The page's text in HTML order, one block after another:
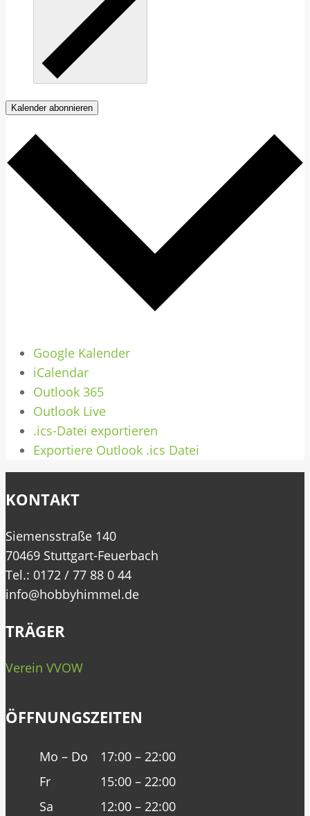
Kalender abonnieren
Google Kalender
iCalendar
Outlook 365
Outlook Live
.ics-Datei exportieren
Exportiere Outlook .ics Datei
KONTAKT
Siemensstraße 140
70469 Stuttgart-Feuerbach
Tel.: 0172 / 77 88 0 44
info@hobbyhimmel.de
TRÄGER
Verein VVOW
ÖFFNUNGSZEITEN
Mo – Do
17:00 – 22:00
Fr
15:00 – 22:00
Sa
12:00 – 22:00